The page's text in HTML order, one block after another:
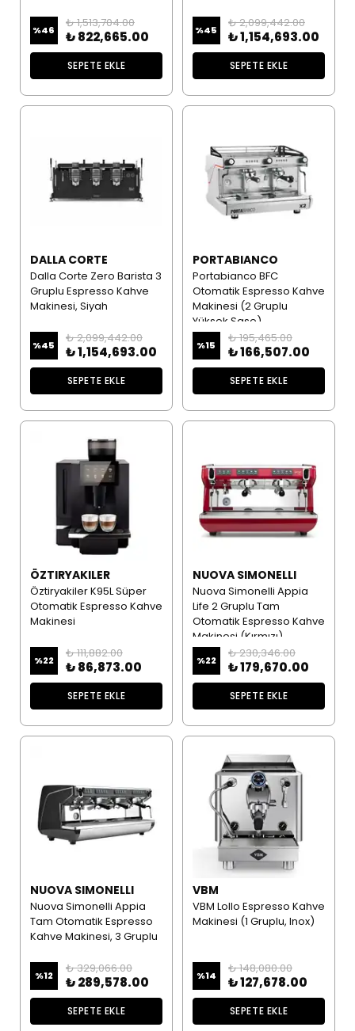
%46
₺ 1,513,704.00
₺ 822,665.00
SEPETE EKLE
%45
₺ 2,099,442.00
₺ 1,154,693.00
SEPETE EKLE
DALLA CORTE
Dalla Corte Zero Barista 3
Gruplu Espresso Kahve
Makinesi, Siyah
%45
₺ 2,099,442.00
₺ 1,154,693.00
SEPETE EKLE
PORTABIANCO
Portabianco BFC
Otomatik Espresso Kahve
Makinesi (2 Gruplu
Yüksek Şase)
%15
₺ 195,465.00
₺ 166,507.00
SEPETE EKLE
ÖZTIRYAKILER
Öztiryakiler K95L Süper
Otomatik Espresso Kahve
Makinesi
%22
₺ 111,882.00
₺ 86,873.00
SEPETE EKLE
NUOVA SIMONELLI
Nuova Simonelli Appia
Life 2 Gruplu Tam
Otomatik Espresso Kahve
Makinesi (Kırmızı)
%22
₺ 230,346.00
₺ 179,670.00
SEPETE EKLE
NUOVA SIMONELLI
Nuova Simonelli Appia
Tam Otomatik Espresso
Kahve Makinesi, 3 Gruplu
%12
₺ 329,066.00
₺ 289,578.00
SEPETE EKLE
VBM
VBM Lollo Espresso Kahve
Makinesi (1 Gruplu, Inox)
%14
₺ 148,080.00
₺ 127,678.00
SEPETE EKLE